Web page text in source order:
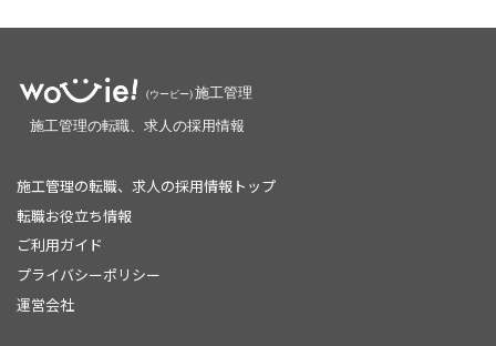
施工管理の転職、求人の採用情報トップ
転職お役立ち情報
ご利用ガイド
プライバシーポリシー
運営会社